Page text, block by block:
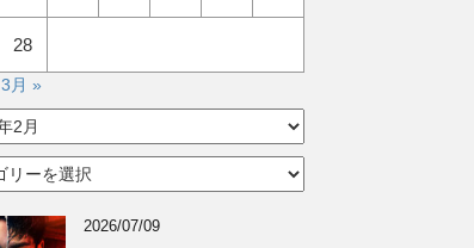
28
3月 »
2026/07/09